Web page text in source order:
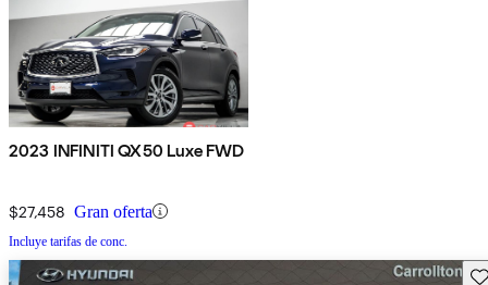
2023 INFINITI QX50 Luxe FWD
$27,458 Gran oferta
Incluye tarifas de conc.